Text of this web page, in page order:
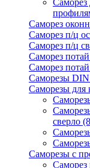
Саморез
Саморез
Саморез п/ц
Саморез п/ц
Саморез
Саморез
Саморезы
Саморезы для
сверло
Саморезы с
Саморез